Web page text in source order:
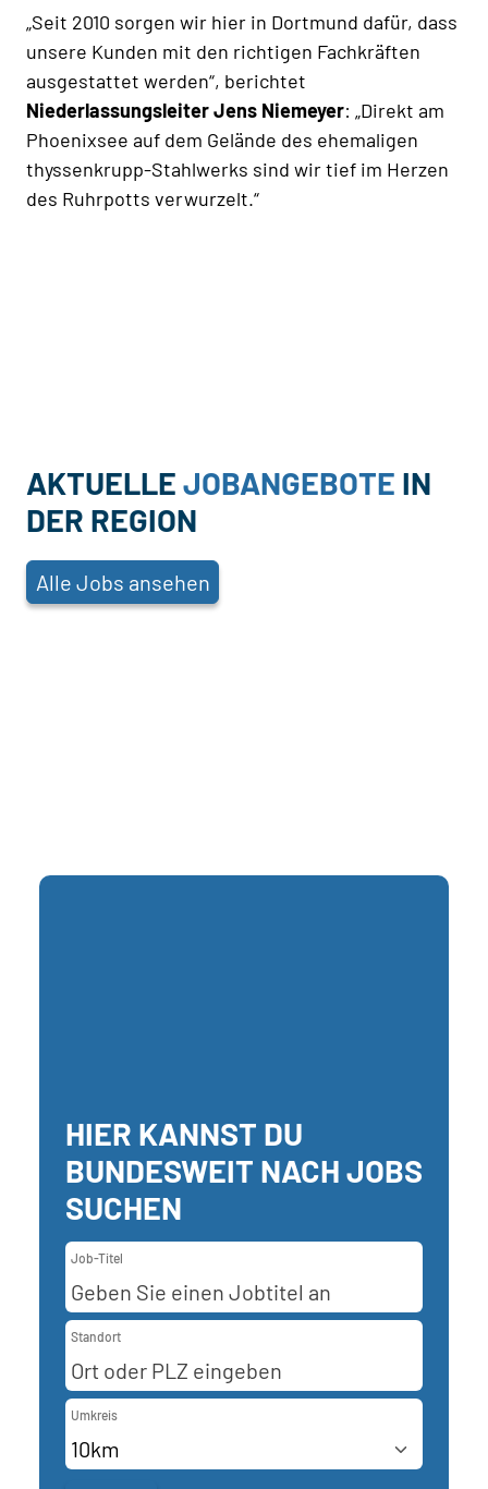
„Seit 2010 sorgen wir hier in Dortmund dafür, dass
unsere Kunden mit den richtigen Fachkräften
ausgestattet werden“, berichtet
Niederlassungsleiter Jens Niemeyer: „Direkt am
Phoenixsee auf dem Gelände des ehemaligen
thyssenkrupp-Stahlwerks sind wir tief im Herzen
des Ruhrpotts verwurzelt.“
AKTUELLE JOBANGEBOTE IN
DER REGION
Alle Jobs ansehen
HIER KANNST DU
BUNDESWEIT NACH JOBS
SUCHEN
Job-Titel
Standort
Umkreis